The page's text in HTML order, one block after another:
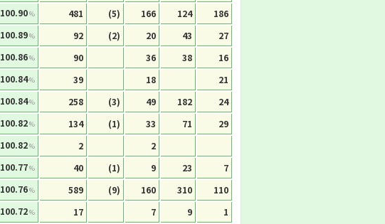
100.90% 481 (5) 166 124 186
100.89% 92 (2) 20 43 27
100.86% 90 36 38 16
100.84% 39 18
21
100.84% 258 (3) 49 182 24
100.82% 134 (1) 33 71
29
100.82% 2 2
100.77% 40 (1) 9 23 7
100.76% 589 (9) 160 310 110
100.72% 17 7 9 1